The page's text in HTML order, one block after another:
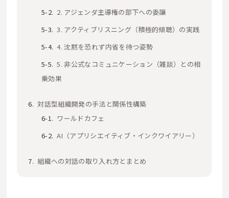
2. アジェンダ主導権の部下への委譲
3. アクティブリスニング（積極的傾聴）の実践
4. 沈黙を恐れず内省を待つ姿勢
5. 非公式なコミュニケーション（雑談）との相
乗効果
対話型組織開発の手法と関係性構築
ワールドカフェ
AI（アプリシエイティブ・インクワイアリー）
組織への対話の取り入れ方とまとめ